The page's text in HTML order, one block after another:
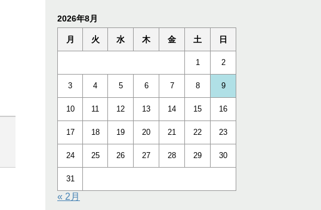
2026年8月
月 火 水 木 金 土 日
1 2
3 4 5 6 7 8 9
10 11 12 13 14 15 16
17 18 19 20 21 22 23
24 25 26 27 28 29 30
31
« 2月